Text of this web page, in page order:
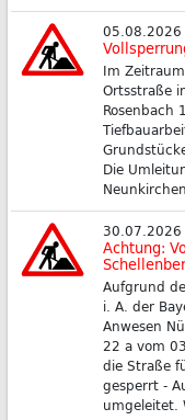
05.08.2026
Im
Ortsstraße
Rosenbach
Die
30.07.2026
Achtung:
Aufgrund
i. A. der
Anwesen
22 a vom
die Straße
gesperrt -
umgeleitet.